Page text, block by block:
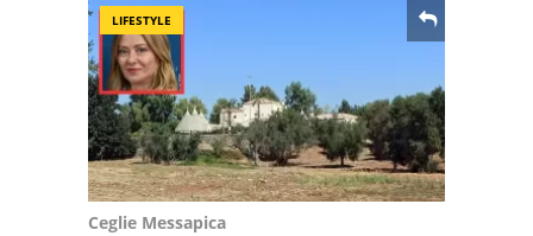
LIFESTYLE
Ceglie Messapica